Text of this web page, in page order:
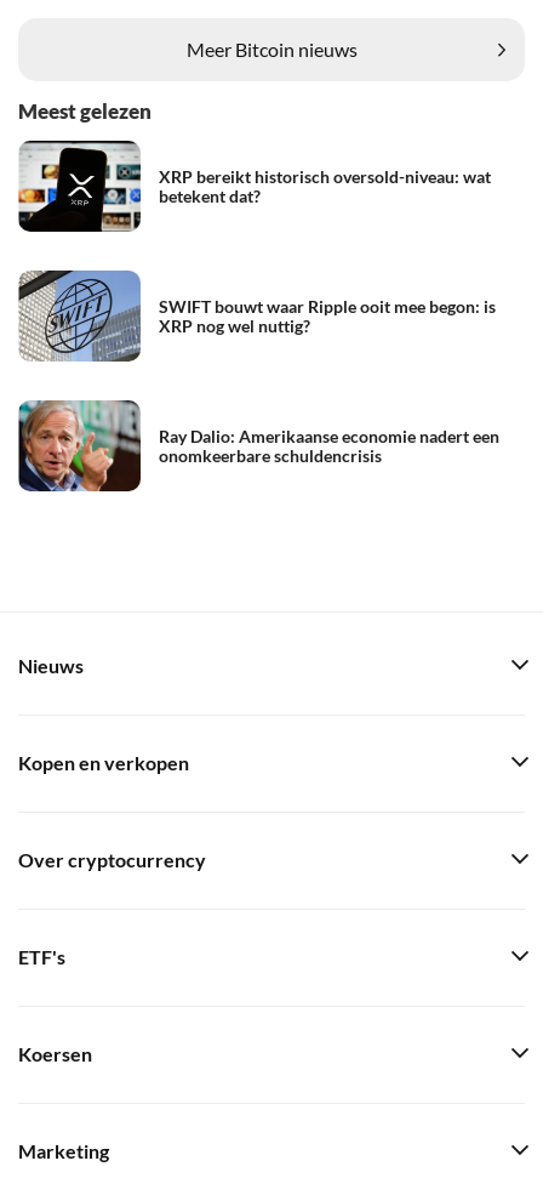
Meer Bitcoin nieuws
Meest gelezen
XRP bereikt historisch oversold-niveau: wat
betekent dat?
SWIFT bouwt waar Ripple ooit mee begon: is
XRP nog wel nuttig?
Ray Dalio: Amerikaanse economie nadert een
onomkeerbare schuldencrisis
Nieuws
Kopen en verkopen
Over cryptocurrency
ETF's
Koersen
Marketing